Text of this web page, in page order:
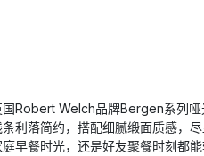
国Robert Welch品牌Bergen系列哑
条利落简约，搭配细腻缎面质感，
早餐时光，还是好友聚餐时刻都